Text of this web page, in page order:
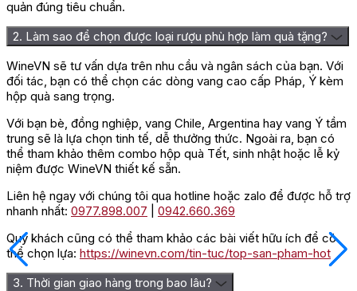
như sinh nhật, ăn mừng cùng đồng nghiệp.
Đánh giá
Chưa có đánh giá nào.
Hãy là người đầu tiên nhận xét “Rượu Vang Pháp Patriarche
Meursault”
Bạn phảiđăng nhậpđể gửi đánh giá.
quản đúng tiêu chuẩn.
2. Làm sao để chọn được loại rượu phù hợp làm quà tặng?
WineVN sẽ tư vấn dựa trên nhu cầu và ngân sách của bạn. Với
đối tác, bạn có thể chọn các dòng vang cao cấp Pháp, Ý kèm
hộp quà sang trọng.
Với bạn bè, đồng nghiệp, vang Chile, Argentina hay vang Ý tầm
trung sẽ là lựa chọn tinh tế, dễ thưởng thức. Ngoài ra, bạn có
thể tham khảo thêm combo hộp quà Tết, sinh nhật hoặc lễ kỷ
niệm được WineVN thiết kế sẵn.
Liên hệ ngay với chúng tôi qua hotline hoặc zalo để được hỗ trợ
nhanh nhất: 0977.898.007
0942.660.369
Quý khách cũng có thể tham khảo các bài viết hữu ích để có
thể chọn lựa: https://winevn.com/tin-tuc/top-san-pham-hot
3. Thời gian giao hàng trong bao lâu?